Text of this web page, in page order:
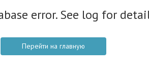
error. See log for
Перейти на главную